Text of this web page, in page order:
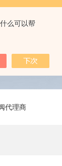
么可以帮
代理商